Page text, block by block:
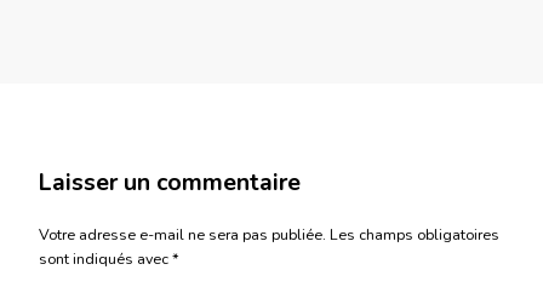
Laisser un commentaire
Votre adresse e-mail ne sera pas publiée. Les champs obligatoires
sont indiqués avec*